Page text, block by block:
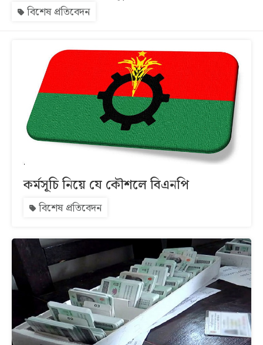
আর্কাইভ
কনভার্টার
বিশেষ প্রতিবেদন
কর্মসূচি নিয়ে যে কৌশলে বিএনপি
বিশেষ প্রতিবেদন